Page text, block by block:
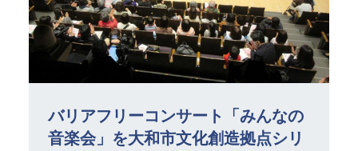
バリアフリーコンサート「みんなの
音楽会」を大和市文化創造拠点シリ